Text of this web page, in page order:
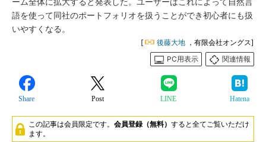
語を使って同社のポートフォリオを扱うことができ初心者にも扱
いやすくなる。
[ 後藤大地 ，有限会社オングス]
PC用表示
関連情報
Share Post LINE Hatena
この記事は会員限定です。 会員登録（無料） すると全てご覧いただけ
ます。